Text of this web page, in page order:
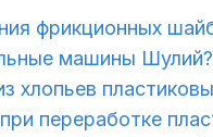
фрикционных
машины Шулий?
хлопьев
переработке